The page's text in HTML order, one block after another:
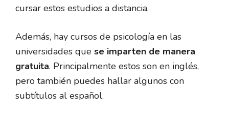
cursar estos estudios a distancia.
Además, hay cursos de psicología en las
universidades que se imparten de manera
gratuita. Principalmente estos son en inglés,
pero también puedes hallar algunos con
subtítulos al español.